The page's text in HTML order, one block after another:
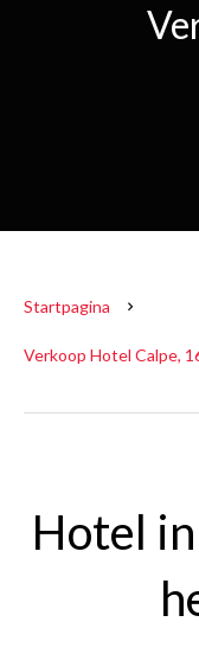
Startpagina
Verkoop Hotel Calpe,
Hotel